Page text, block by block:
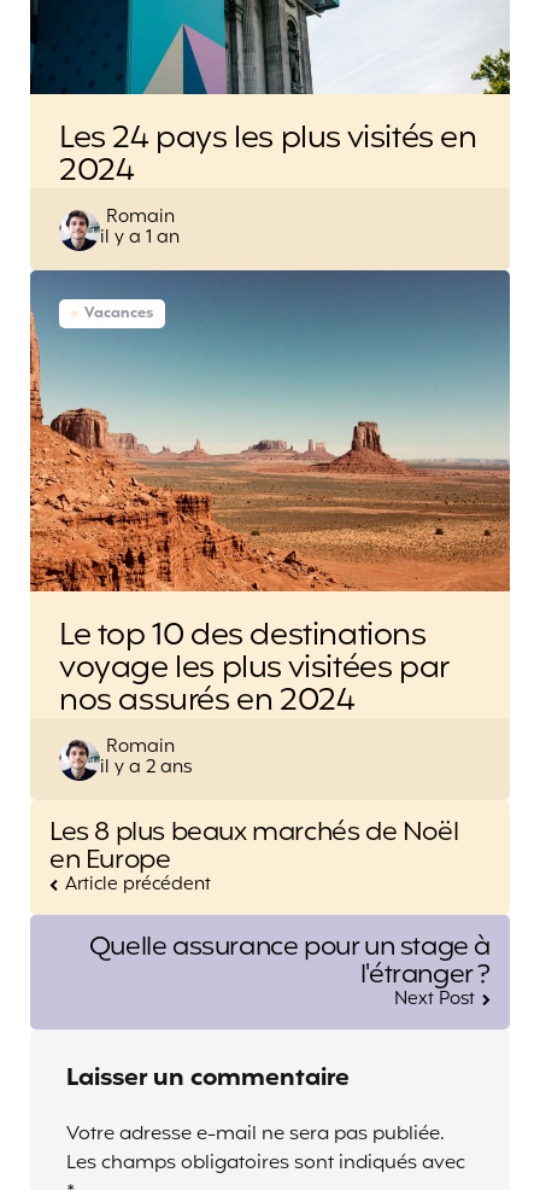
Les 24 pays les plus visités en
2024
Posted
by
Romain
il y a 1 an
Vacances
Le top 10 des destinations
voyage les plus visitées par
nos assurés en 2024
Posted
by
Romain
il y a 2 ans
Post
navigation
Les 8 plus beaux marchés de Noël
en Europe
Article précédent
Quelle assurance pour un stage à
l'étranger ?
Next Post
Laisser un commentaire
Votre adresse e-mail ne sera pas publiée.
Les champs obligatoires sont indiqués avec